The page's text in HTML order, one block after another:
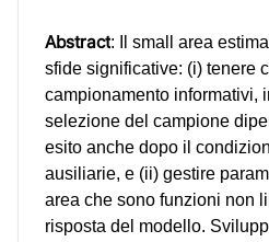
Abstract: Il small area
sfide significative: (i) tenere
campionamento informativi,
selezione del campione
esito anche dopo il
ausiliarie, e (ii) gestire
area che sono funzioni non
risposta del modello.